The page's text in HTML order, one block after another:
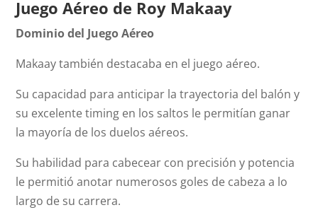
Juego Aéreo de Roy Makaay
Dominio del Juego Aéreo
Makaay también destacaba en el juego aéreo.
Su capacidad para anticipar la trayectoria del balón y
su excelente timing en los saltos le permitían ganar
la mayoría de los duelos aéreos.
Su habilidad para cabecear con precisión y potencia
le permitió anotar numerosos goles de cabeza a lo
largo de su carrera.